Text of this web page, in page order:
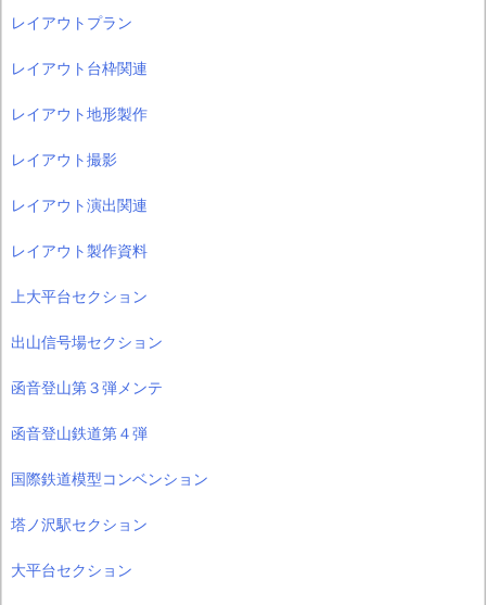
レイアウトプラン
レイアウト台枠関連
レイアウト地形製作
レイアウト撮影
レイアウト演出関連
レイアウト製作資料
上大平台セクション
出山信号場セクション
函音登山第３弾メンテ
函音登山鉄道第４弾
国際鉄道模型コンベンション
塔ノ沢駅セクション
大平台セクション